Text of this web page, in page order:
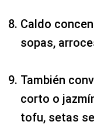
Caldo
sopas,
También
corto o
tofu, setas